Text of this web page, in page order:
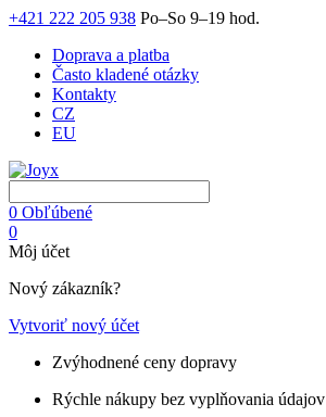
+421 222 205 938 Po–So 9–19 hod.
Doprava a platba
Často kladené otázky
Kontakty
CZ
EU
0 Obľúbené
0
Môj účet
Nový zákazník?
Vytvoriť nový účet
Zvýhodnené ceny dopravy
Rýchle nákupy bez vyplňovania údajov